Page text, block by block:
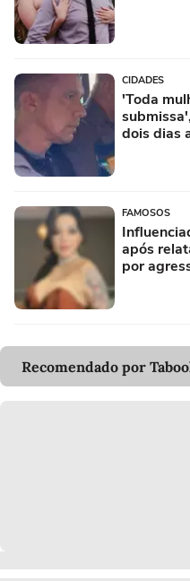
CIDADES
'Toda
dois dias
FAMOSOS
após
por
Recomendado por